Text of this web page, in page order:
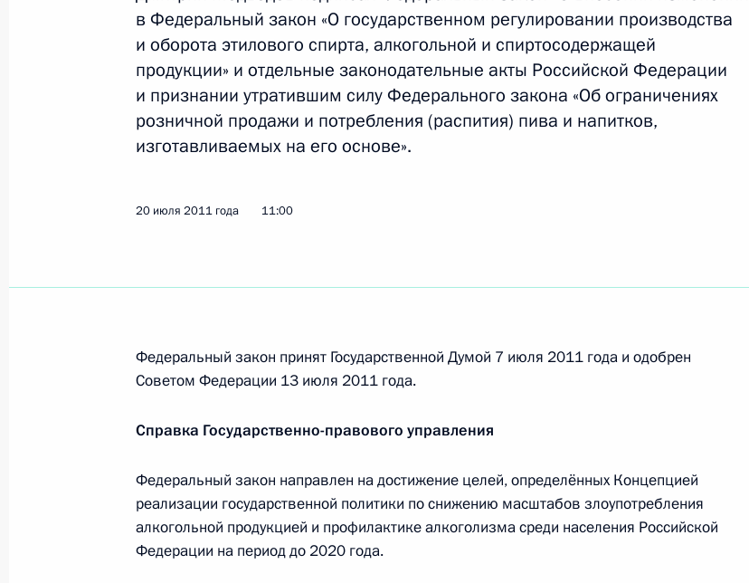
21 июля 2011 года, 15:45
Внесены изменения в закон о соцобеспечении работников угольной
промышленности
21 июля 2011 года, 13:50
21 июля 2011 года, 13:20
в сфере безопасности на Каспийском море
21 июля 2011 года, 12:00
в Федеральный закон «О государственном регулировании производства
и оборота этилового спирта, алкогольной и спиртосодержащей
продукции» и отдельные законодательные акты Российской Федерации
и признании утратившим силу Федерального закона «Об ограничениях
розничной продажи и потребления (распития) пива и напитков,
изготавливаемых на его основе».
20 июля 2011 года 11:00
Федеральный закон принят Государственной Думой 7 июля 2011 года и одобрен
Советом Федерации 13 июля 2011 года.
Справка Государственно-правового управления
Федеральный закон направлен на достижение целей, определённых Концепцией
реализации государственной политики по снижению масштабов злоупотребления
алкогольной продукцией и профилактике алкоголизма среди населения Российской
Федерации на период до 2020 года.